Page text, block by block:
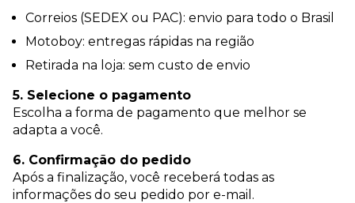
Correios (SEDEX ou PAC): envio para todo o Brasil
Motoboy: entregas rápidas na região
Retirada na loja: sem custo de envio
5. Selecione o pagamento
Escolha a forma de pagamento que melhor se
adapta a você.
6. Confirmação do pedido
Após a finalização, você receberá todas as
informações do seu pedido por e-mail.